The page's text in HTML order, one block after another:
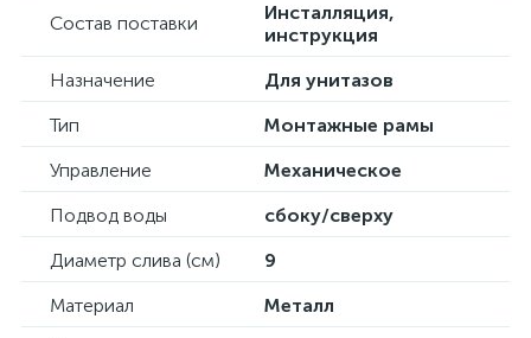
Состав поставки
Инсталляция,
инструкция
Назначение
Для унитазов
Тип
Монтажные рамы
Управление
Механическое
Подвод воды
сбоку/сверху
Диаметр слива (см)
9
Материал
Металл